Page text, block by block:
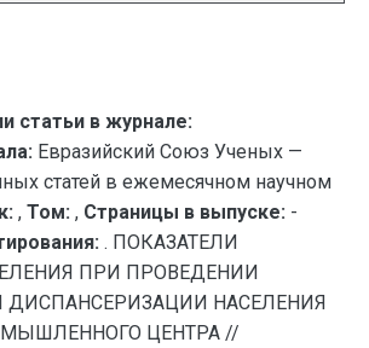
статьи в журнале:
Евразийский Союз Ученых —
статей в ежемесячном научном
, Том: , Страницы в выпуске: -
. ПОКАЗАТЕЛИ
ПРИ ПРОВЕДЕНИИ
ДИСПАНСЕРИЗАЦИИ НАСЕЛЕНИЯ
ЦЕНТРА //